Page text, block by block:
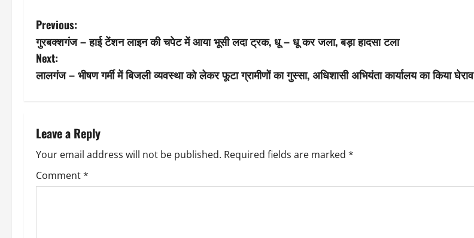
P
o
s
n
a
v
Previous:
गुरबक्शगंज – हाई टेंशन लाइन की चपेट में आया भूसी लदा ट्रक, धू – धू कर जला, बड़ा हादसा टला
Next:
लालगंज – भीषण गर्मी में बिजली व्यवस्था को लेकर फूटा ग्रामीणों का गुस्सा, अधिशासी अभियंता कार्यालय का किया घेराव
Leave a Reply
Your email address will not be published. Required fields are marked *
Comment*